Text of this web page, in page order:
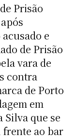
Prisão
e
de Prisão
vara de
contra
de Porto
em
Silva que se
frente ao bar